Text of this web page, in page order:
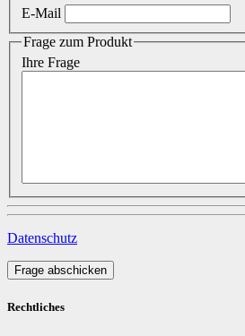
E-Mail
Frage zum Produkt
Ihre Frage
Datenschutz
Frage abschicken
Rechtliches